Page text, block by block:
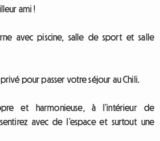
ami !
avec piscine, salle de sport et salle
pour passer votre séjour au Chili.
et harmonieuse, à l’intérieur de
avec de l’espace et surtout une